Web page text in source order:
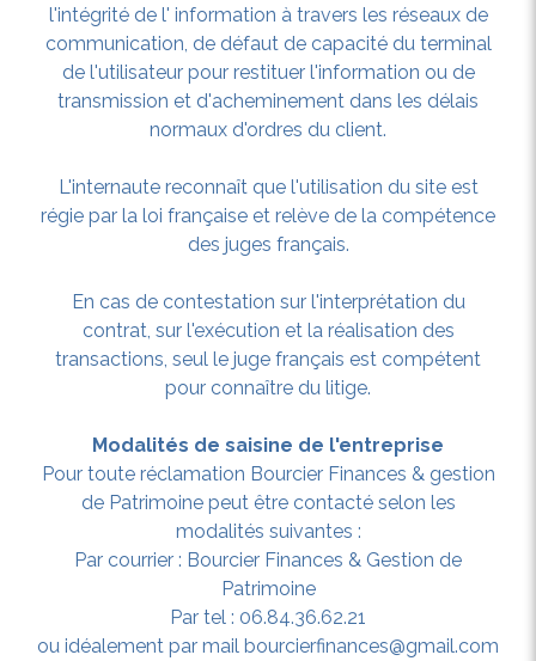
l'intégrité de l' information à travers les réseaux de
communication, de défaut de capacité du terminal
de l'utilisateur pour restituer l'information ou de
transmission et d'acheminement dans les délais
normaux d'ordres du client.
L'internaute reconnaît que l'utilisation du site est
régie par la loi française et relève de la compétence
des juges français.
En cas de contestation sur l'interprétation du
contrat, sur l'exécution et la réalisation des
transactions, seul le juge français est compétent
pour connaître du litige.
Modalités de saisine de l'entreprise
Pour toute réclamation Bourcier Finances & gestion
de Patrimoine peut être contacté selon les
modalités suivantes :
Par courrier : Bourcier Finances & Gestion de
Patrimoine
Par tel : 06.84.36.62.21
ou idéalement par mail bourcierfinances@gmail.com